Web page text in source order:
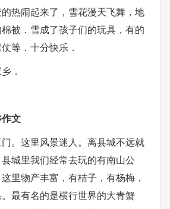
热闹起来了，雪花漫天飞舞，地
被．雪成了孩子们的玩具，有的
等．十分快乐．
．
文
。这里风景迷人。离县城不远就
城里我们经常去玩的有南山公
里物产丰富，有桔子，有杨梅，
最有名的是横行世界的大青蟹